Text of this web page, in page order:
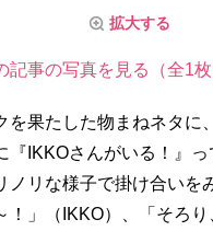
拡大する
記事の写真を見る（全1枚
果たした物まねネタに
『IKKOさんがいる！』っ
ノリな様子で掛け合いを
！」（IKKO）、「そろ